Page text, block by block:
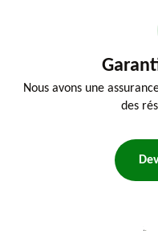
Nous avons une
des